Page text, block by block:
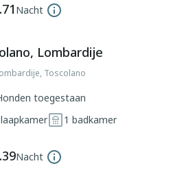
Nacht
Lombardije
Toscolano
toegestaan
1 badkamer
Nacht